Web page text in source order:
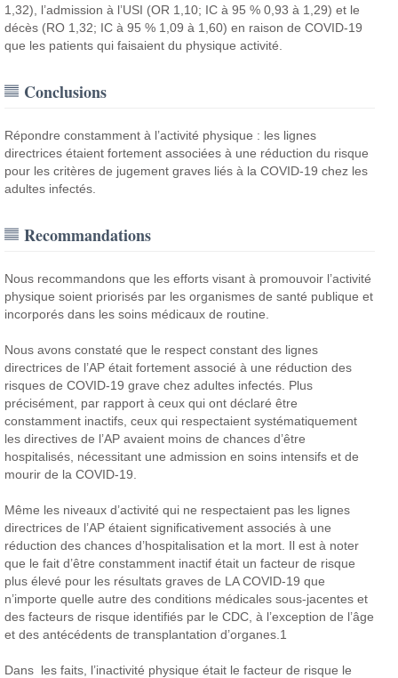
1,32), l’admission à l’USI (OR 1,10; IC à 95 % 0,93 à 1,29) et le
décès (RO 1,32; IC à 95 % 1,09 à 1,60) en raison de COVID-19
que les patients qui faisaient du physique activité.
Conclusions
Répondre constamment à l’activité physique : les lignes
directrices étaient fortement associées à une réduction du risque
pour les critères de jugement graves liés à la COVID-19 chez les
adultes infectés.
Recommandations
Nous recommandons que les efforts visant à promouvoir l’activité
physique soient priorisés par les organismes de santé publique et
incorporés dans les soins médicaux de routine.
Nous avons constaté que le respect constant des lignes
directrices de l’AP était fortement associé à une réduction des
risques de COVID-19 grave chez adultes infectés. Plus
précisément, par rapport à ceux qui ont déclaré être
constamment inactifs, ceux qui respectaient systématiquement
les directives de l’AP avaient moins de chances d’être
hospitalisés, nécessitant une admission en soins intensifs et de
mourir de la COVID-19.
Même les niveaux d’activité qui ne respectaient pas les lignes
directrices de l’AP étaient significativement associés à une
réduction des chances d’hospitalisation et la mort. Il est à noter
que le fait d’être constamment inactif était un facteur de risque
plus élevé pour les résultats graves de LA COVID-19 que
n’importe quelle autre des conditions médicales sous-jacentes et
des facteurs de risque identifiés par le CDC, à l’exception de l’âge
et des antécédents de transplantation d’organes.1
Dans les faits, l’inactivité physique était le facteur de risque le